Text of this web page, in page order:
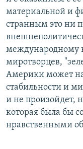
материальной и
странным это ни
международному
миротворцев,
Америки может на
стабильности и
и не произойдет,
которая была бы
нравственными